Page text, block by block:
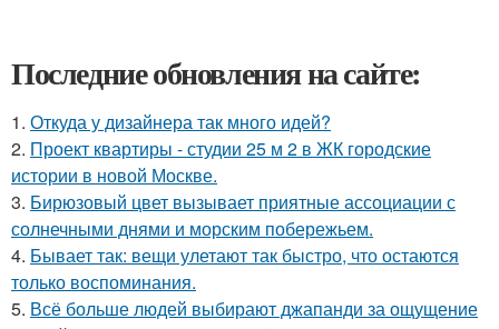
Последние обновления на сайте:
1. Откуда у дизайнера так много идей?
2. Проект квартиры - студии 25 м 2 в ЖК городские
истории в новой Москве.
3. Бирюзовый цвет вызывает приятные ассоциации с
солнечными днями и морским побережьем.
4. Бывает так: вещи улетают так быстро, что остаются
только воспоминания.
5. Всё больше людей выбирают джапанди за ощущение